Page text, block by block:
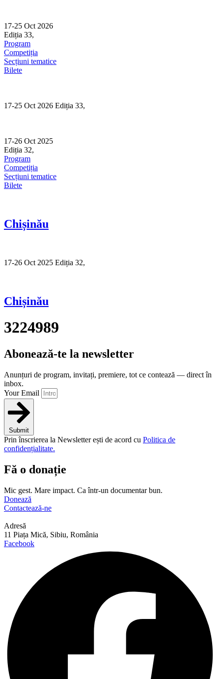
content
17-25 Oct 2026
Ediția 33,
Program
Competiția
Secțiuni tematice
Bilete
17-25 Oct 2026 Ediția 33,
17-26 Oct 2025
Ediția 32,
Program
Competiția
Secțiuni tematice
Bilete
Chișinău
17-26 Oct 2025 Ediția 32,
Chișinău
3224989
Abonează-te la newsletter
Anunțuri de program, invitați, premiere, tot ce contează — direct în
inbox.
Your Email
Submit
Prin înscrierea la Newsletter ești de acord cu Politica de
confidențialitate.
Fă o donație
Mic gest. Mare impact. Ca într-un documentar bun.
Donează
Contactează-ne
Adresă
11 Piața Mică, Sibiu, România
Facebook